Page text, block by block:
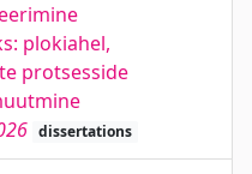
plokiahel,
protsesside
dissertations